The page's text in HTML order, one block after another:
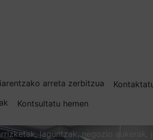
arreta zerbitzua
Kontsultatu hemen
laguntzak, negozio aukerak,